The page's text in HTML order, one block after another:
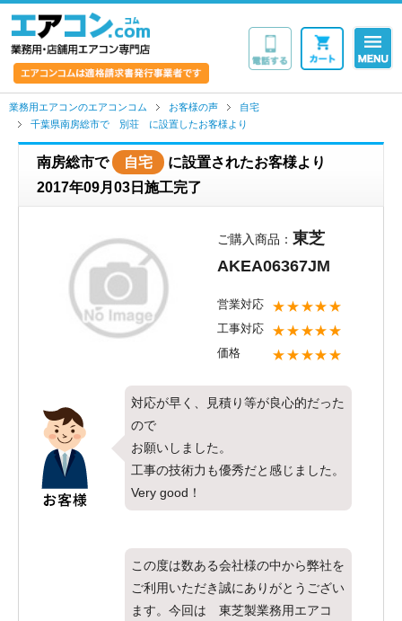
業務用エアコンのエアコンコム お客様の声
自宅
千葉県南房総市で 別荘 に設置したお客様より
南房総市で 自宅
に設置されたお客様より
2017年09月03日施工完了
ご購入商品： 東芝
AKEA06367JM
営業対応 ★★★★★
工事対応 ★★★★★
価格 ★★★★★
対応が早く、見積り等が良心的だった
ので
お願いしました。
工事の技術力も優秀だと感じました。
Very good！
この度は数ある会社様の中から弊社を
ご利用いただき誠にありがとうござい
ます。今回は 東芝製業務用エアコ